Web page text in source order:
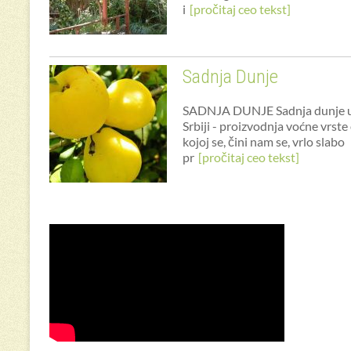
i [pročitaj ceo tekst]
Sadnja Dunje
SADNJA DUNJE Sadnja dunje
Srbiji - proizvodnja voćne vrste
kojoj se, čini nam se, vrlo slabo
pr [pročitaj ceo tekst]